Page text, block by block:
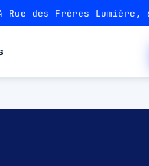
Rue des Frères Lumière,